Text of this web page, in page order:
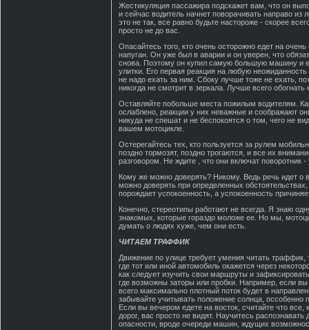
Жестикуляция пассажира подскажет вам, что он
и сейчас водитель начнет поворачивать направо из
это не так, все равно будьте настороже - скорее
просто не до вас.
Опасайтесь того, кто очень осторожно едет на
напуган. Он уже был в аварии и он уверен, что
снова. Поэтому он купил самую большую машину и
улитки. Его первая реакция на любую
не надо ехать за ним. Сбоку лучше тоже не ехать,
никогда не смотрит в зеркала. Лучше всего
Оставляйте побольше места пожилым водителям.
ослаблено, реакции у них неважные и соображают
никуда не спешат и не беспокоятся о том, чего не
вашем мотоцикле.
Остерегайтесь тех, кто пользуется за рулем
поздно тормозят, поздно трогаются, и все их
разговором. Не ждите , что они включат поворотник
Кому же можно доверять? Никому. Ведь речь идет о
можно доверять при определенных
порождает успокоенность, а успокоенность
Конечно, стереотипы работают не всегда. Я знаю
знакомых, которые гораздо моложе ее. Но мы,
думать о людях хуже, чем они есть.
ЧИТАЕМ ТРАФФИК
Движение по улице требует умения читать траффик,
где тот или иной автомобиль окажется через
как следует изучить свои маршруты и
где возможны заторы или пробки. Например, если вы
всего максимально плотный поток будет в
забывайте учитывать положение солнца, оссобенно
Если вы вечером едете на восток, считайте что все,
дорог, вас просто не видят. Научитесь
опасности, вроде очереди машин, ждущих